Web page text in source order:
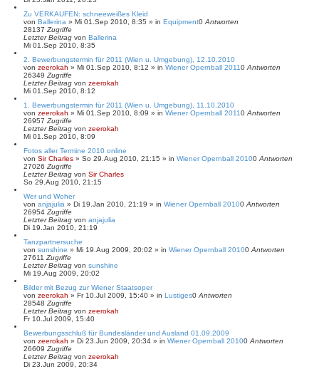
Zu VERKAUFEN: schneeweißes Kleid
von Ballerina » Mi 01.Sep 2010, 8:35 » in Equipment0 Antworten
28137 Zugriffe
Letzter Beitrag von Ballerina
Mi 01.Sep 2010, 8:35
2. Bewerbungstermin für 2011 (Wien u. Umgebung), 12.10.2010
von zeerokah » Mi 01.Sep 2010, 8:12 » in Wiener Opernball 20110 Antworten
26349 Zugriffe
Letzter Beitrag von zeerokah
Mi 01.Sep 2010, 8:12
1. Bewerbungstermin für 2011 (Wien u. Umgebung), 11.10.2010
von zeerokah » Mi 01.Sep 2010, 8:09 » in Wiener Opernball 20110 Antworten
26957 Zugriffe
Letzter Beitrag von zeerokah
Mi 01.Sep 2010, 8:09
Fotos aller Termine 2010 online
von Sir Charles » So 29.Aug 2010, 21:15 » in Wiener Opernball 20100 Antworten
27026 Zugriffe
Letzter Beitrag von Sir Charles
So 29.Aug 2010, 21:15
Wer und Woher
von anjajulia » Di 19.Jan 2010, 21:19 » in Wiener Opernball 20100 Antworten
26954 Zugriffe
Letzter Beitrag von anjajulia
Di 19.Jan 2010, 21:19
Tanzpartnersuche
von sunshine » Mi 19.Aug 2009, 20:02 » in Wiener Opernball 20100 Antworten
27611 Zugriffe
Letzter Beitrag von sunshine
Mi 19.Aug 2009, 20:02
Bilder mit Bezug zur Wiener Staatsoper
von zeerokah » Fr 10.Jul 2009, 15:40 » in Lustiges0 Antworten
28548 Zugriffe
Letzter Beitrag von zeerokah
Fr 10.Jul 2009, 15:40
Bewerbungsschluß für Bundesländer und Ausland 01.09.2009
von zeerokah » Di 23.Jun 2009, 20:34 » in Wiener Opernball 20100 Antworten
26609 Zugriffe
Letzter Beitrag von zeerokah
Di 23.Jun 2009, 20:34